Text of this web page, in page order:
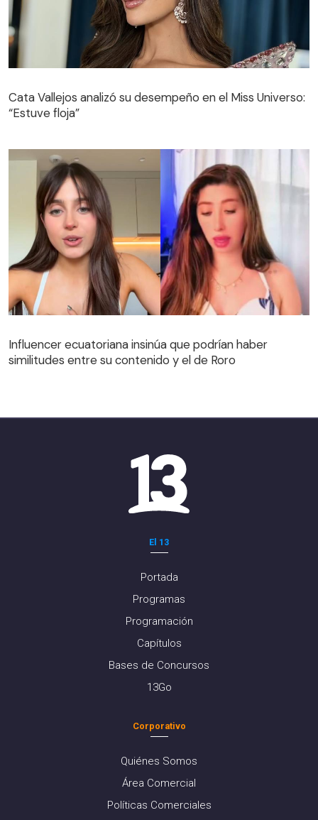
Cata Vallejos analizó su desempeño en el Miss Universo:
“Estuve floja”
Influencer ecuatoriana insinúa que podrían haber
similitudes entre su contenido y el de Roro
El 13
Portada
Programas
Programación
Capítulos
Bases de Concursos
13Go
Corporativo
Quiénes Somos
Área Comercial
Políticas Comerciales